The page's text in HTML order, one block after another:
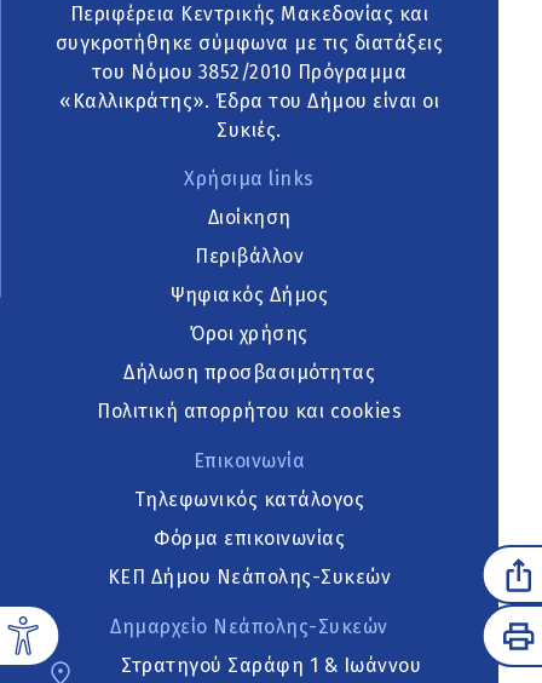
Περιφέρεια Κεντρικής Μακεδονίας και
συγκροτήθηκε σύμφωνα με τις διατάξεις
του Νόμου 3852/2010 Πρόγραμμα
«Καλλικράτης». Έδρα του Δήμου είναι οι
Συκιές.
Χρήσιμα links
Διοίκηση
Περιβάλλον
Ψηφιακός Δήμος
Όροι χρήσης
Δήλωση προσβασιμότητας
Πολιτική απορρήτου και cookies
Επικοινωνία
Τηλεφωνικός κατάλογος
Φόρμα επικοινωνίας
ΚΕΠ Δήμου Νεάπολης-Συκεών
Δημαρχείο Νεάπολης-Συκεών
Στρατηγού Σαράφη 1 & Ιωάννου